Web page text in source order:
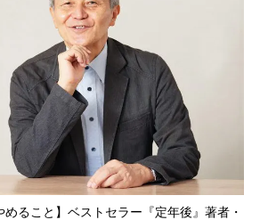
めること】ベストセラー『定年後』著者・